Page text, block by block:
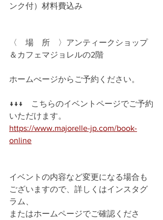
ンク付）材料費込み
〈　場　所　〉アンティークショップ
＆カフェマジョレルの2階
ホームぺージからご予約ください。
↓↓↓　こちらのイベントページでご予約
いただけます。
https://www.majorelle-jp.com/book-
online
イベントの内容など変更になる場合も
ございますので、詳しくはインスタグ
ラム、
またはホームページでご確認くださ